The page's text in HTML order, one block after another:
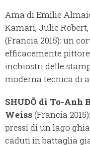
Ama di Emilie
Kamari, Julie
(Francia 2015): un
efficacemente
inchiostri delle
moderna tecnica di
SHUDŌ di To-Anh
Weiss(Francia
pressi di un lago
caduti in battaglia